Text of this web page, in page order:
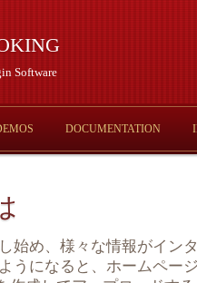
Software
DOCUMENTATION
始め、様々な情報がイン
うになると、ホームペー